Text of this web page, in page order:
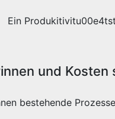
Ein
und
bestehende